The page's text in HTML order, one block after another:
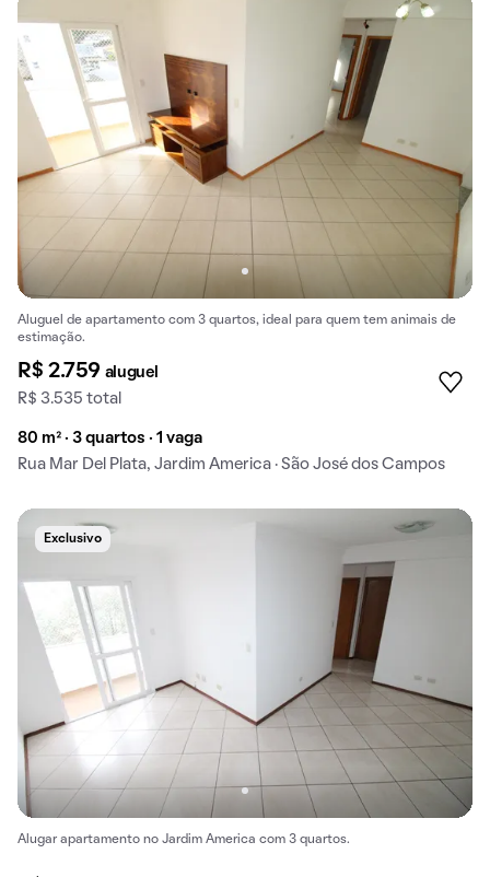
Aluguel de apartamento com 3 quartos, ideal para quem tem animais de
estimação.
R$ 2.759 aluguel
R$ 3.535 total
80 m² · 3 quartos · 1 vaga
Rua Mar Del Plata, Jardim America · São José dos Campos
Exclusivo
Alugar apartamento no Jardim America com 3 quartos.